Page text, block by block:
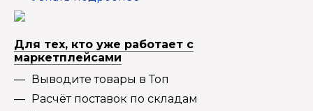
Для тех, кто уже работает с
маркетплейсами
Выводите товары в Топ
Расчёт поставок по складам